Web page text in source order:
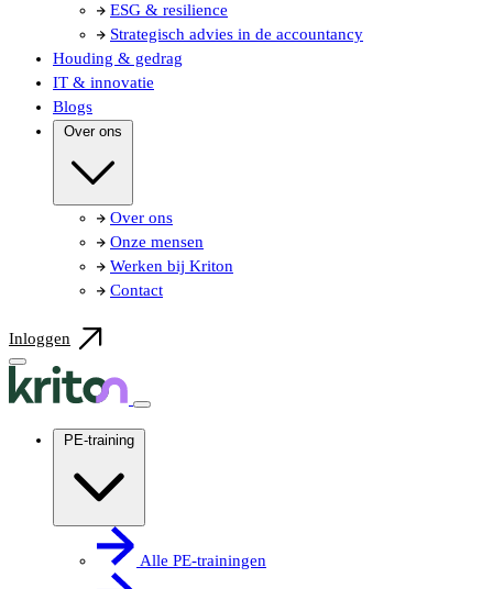
ESG & resilience
Strategisch advies in de accountancy
Houding & gedrag
IT & innovatie
Blogs
Over ons
Over ons
Onze mensen
Werken bij Kriton
Contact
Inloggen
PE-training
Alle PE-trainingen